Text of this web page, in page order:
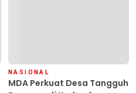
NASIONAL
MDA Perkuat Desa Tangguh